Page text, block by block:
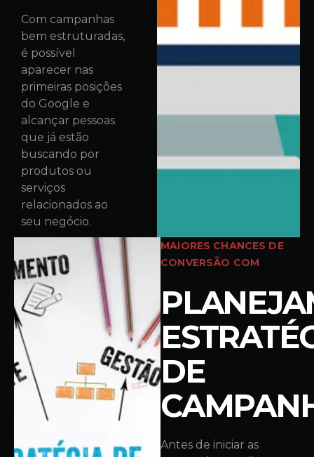
Com campanhas
bem estruturadas,
é possível
aparecer nas
primeiras posições
do Google e
alcançar pessoas
que já estão
buscando por
produtos ou
serviços
relacionados ao
seu negócio.
MAIORES CHANCES DE
CONVERSÃO COM
DE
Antes de iniciar as